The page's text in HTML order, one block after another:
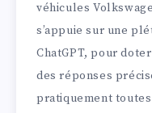
véhicules
s’appuie sur une
ChatGPT, pour
des réponses
pratiquement